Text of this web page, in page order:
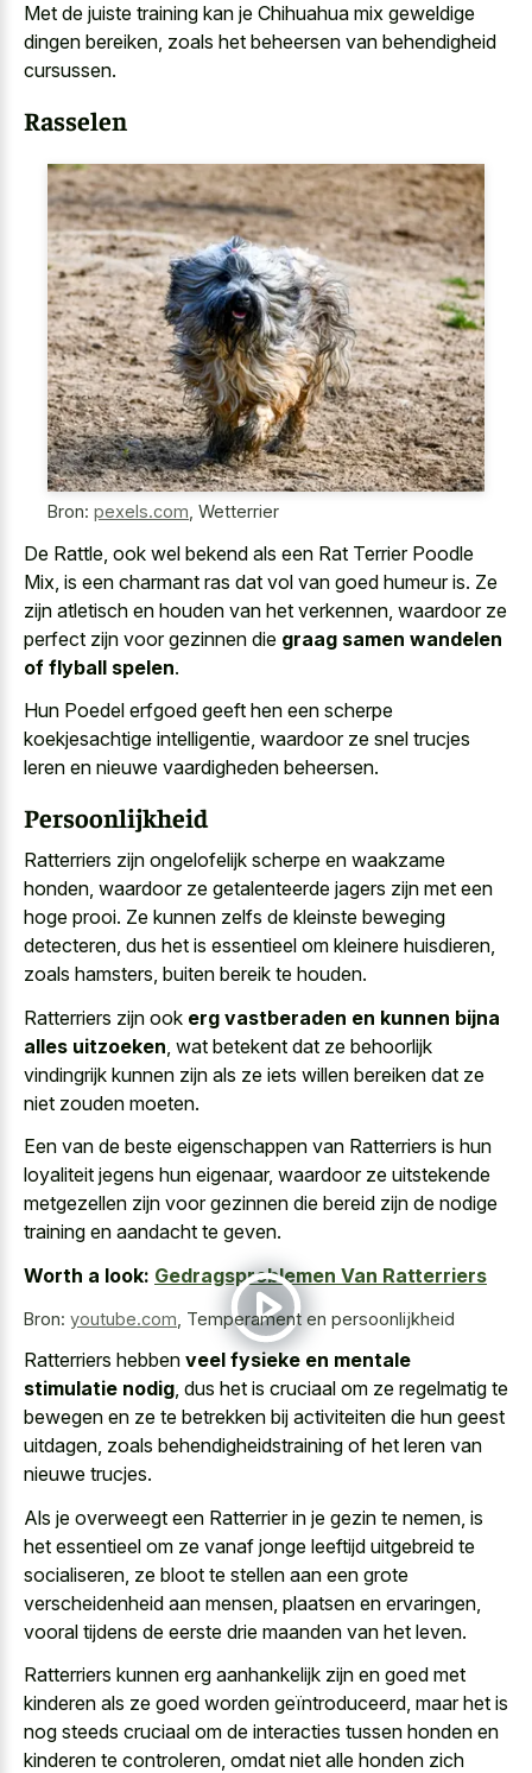
Met de juiste training kan je Chihuahua mix geweldige
dingen bereiken, zoals het beheersen van behendigheid
cursussen.
Rasselen
Bron: pexels.com Wetterrier
De Rattle, ook wel bekend als een Rat Terrier Poodle
Mix, is een charmant ras dat vol van goed humeur is. Ze
zijn atletisch en houden van het verkennen, waardoor ze
perfect zijn voor gezinnen die graag samen wandelen
of flyball spelen.
Hun Poedel erfgoed geeft hen een scherpe
koekjesachtige intelligentie, waardoor ze snel trucjes
leren en nieuwe vaardigheden beheersen.
Persoonlijkheid
Ratterriers zijn ongelofelijk scherpe en waakzame
honden, waardoor ze getalenteerde jagers zijn met een
hoge prooi. Ze kunnen zelfs de kleinste beweging
detecteren, dus het is essentieel om kleinere huisdieren,
zoals hamsters, buiten bereik te houden.
Ratterriers zijn ook erg vastberaden en kunnen bijna
alles uitzoeken , wat betekent dat ze behoorlijk
vindingrijk kunnen zijn als ze iets willen bereiken dat ze
niet zouden moeten.
Een van de beste eigenschappen van Ratterriers is hun
loyaliteit jegens hun eigenaar, waardoor ze uitstekende
metgezellen zijn voor gezinnen die bereid zijn de nodige
training en aandacht te geven.
Worth a look: Gedragsproblemen Van Ratterriers
Bron: youtube.com Temperament en persoonlijkheid
Ratterriers hebben veel fysieke en mentale
stimulatie nodig, dus het is cruciaal om ze regelmatig te
bewegen en ze te betrekken bij activiteiten die hun geest
uitdagen, zoals behendigheidstraining of het leren van
nieuwe trucjes.
Als je overweegt een Ratterrier in je gezin te nemen, is
het essentieel om ze vanaf jonge leeftijd uitgebreid te
socialiseren, ze bloot te stellen aan een grote
verscheidenheid aan mensen, plaatsen en ervaringen,
vooral tijdens de eerste drie maanden van het leven.
Ratterriers kunnen erg aanhankelijk zijn en goed met
kinderen als ze goed worden geïntroduceerd, maar het is
nog steeds cruciaal om de interacties tussen honden en
kinderen te controleren, omdat niet alle honden zich